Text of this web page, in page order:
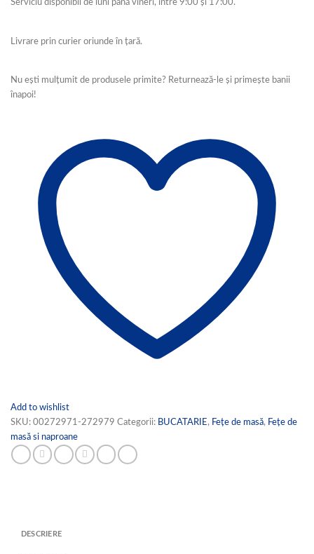
Serviciu disponibil de luni până vineri, între 9:00 și 17:00.
Livrare prin curier oriunde în țară.
Nu ești mulțumit de produsele primite? Returnează-le și primește banii
înapoi!
Add to wishlist
SKU: 00272971-272979 Categorii: BUCATARIE, Fețe de masă, Fețe de
masă si naproane
DESCRIERE